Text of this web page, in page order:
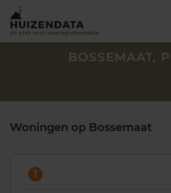
BOSSEMAAT,
Woningen op Bossemaat
1